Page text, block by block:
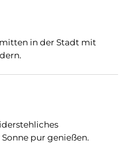
in der Stadt mit
pur genießen.